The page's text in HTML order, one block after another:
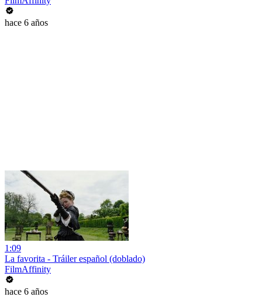
hace 6 años
1:09
La favorita - Tráiler español (doblado)
FilmAffinity
hace 6 años